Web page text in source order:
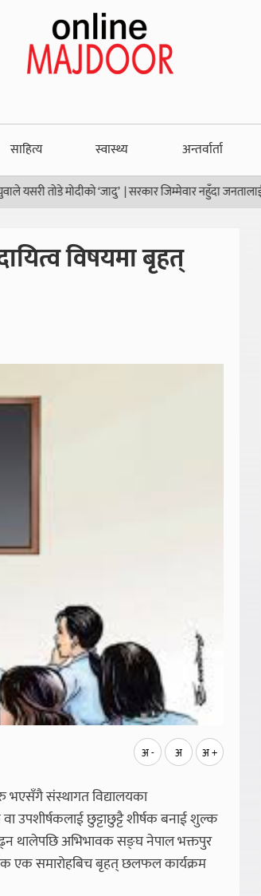
साहित्य स्वास्थ्य अन्तर्वार्ता
मोदीको ‘जादु’ |सरकार जिम्मेवार नहुँदा जनतालाई सकस |
विषयमा बृहत्
अ - अ अ +
भएसँगै संस्थागत विद्यालयका
उपशीर्षकलाई छुट्टाछुट्टै शीर्षक बनाई शुल्क
थालेपछि अभिभावक सङ्घ नेपाल भक्तपुर
एक समारोहबिच बृहत् छलफल कार्यक्रम